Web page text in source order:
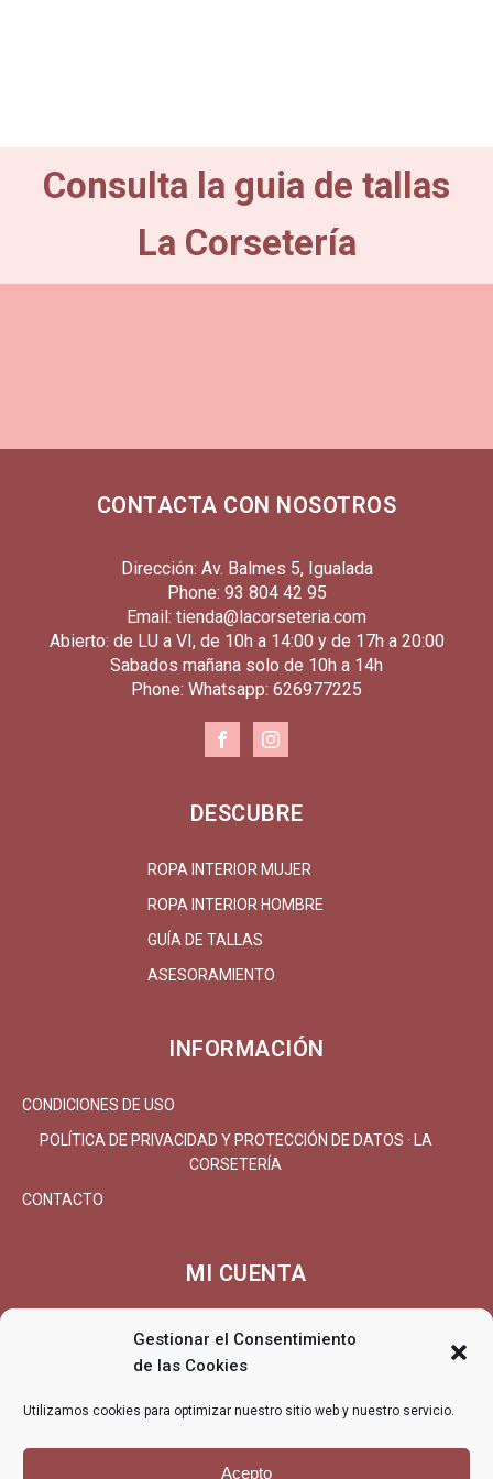
Gestionar el Consentimiento
de las Cookies
Utilizamos cookies para optimizar nuestro sitio web y nuestro servicio.
Acepto
Consulta la guia de tallas
La Corsetería
CONTACTA CON NOSOTROS
Dirección: Av. Balmes 5, Igualada
Phone: 93 804 42 95
Email: tienda@lacorseteria.com
Abierto: de LU a VI, de 10h a 14:00 y de 17h a 20:00
Sabados mañana solo de 10h a 14h
Phone: Whatsapp: 626977225
DESCUBRE
ROPA INTERIOR MUJER
ROPA INTERIOR HOMBRE
GUÍA DE TALLAS
ASESORAMIENTO
INFORMACIÓN
CONDICIONES DE USO
POLÍTICA DE PRIVACIDAD Y PROTECCIÓN DE DATOS · LA
CORSETERÍA
CONTACTO
MI CUENTA
MI CUENTA/REGISTRARSE
CARRITO
DEVOLUCIONES/REEMBOLSO